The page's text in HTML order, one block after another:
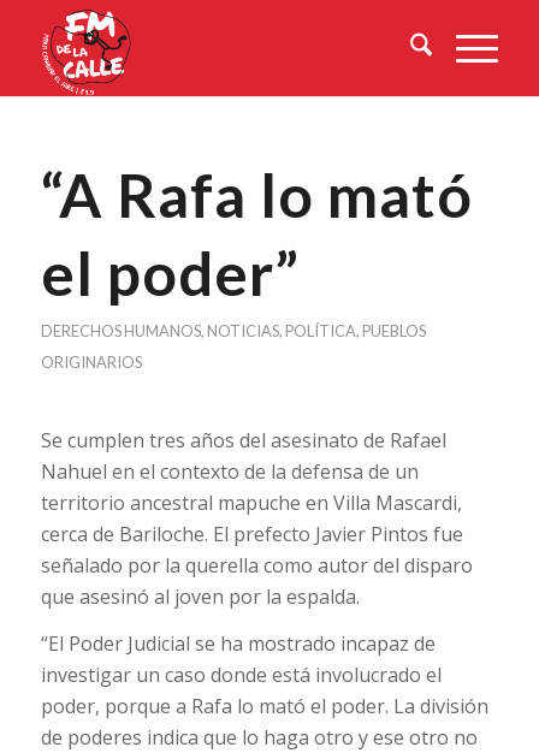
“A Rafa lo mató
el poder”
DERECHOS HUMANOS, NOTICIAS, POLÍTICA, PUEBLOS
ORIGINARIOS
Se cumplen tres años del asesinato de Rafael
Nahuel en el contexto de la defensa de un
territorio ancestral mapuche en Villa Mascardi,
cerca de Bariloche. El prefecto Javier Pintos fue
señalado por la querella como autor del disparo
que asesinó al joven por la espalda.
“El Poder Judicial se ha mostrado incapaz de
investigar un caso donde está involucrado el
poder, porque a Rafa lo mató el poder. La división
de poderes indica que lo haga otro y ese otro no